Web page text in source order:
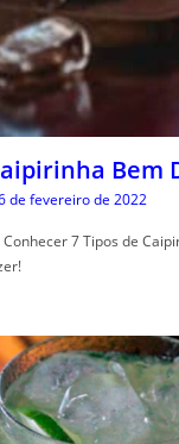
Bem
de fevereiro de 2022
Conhecer 7 Tipos de